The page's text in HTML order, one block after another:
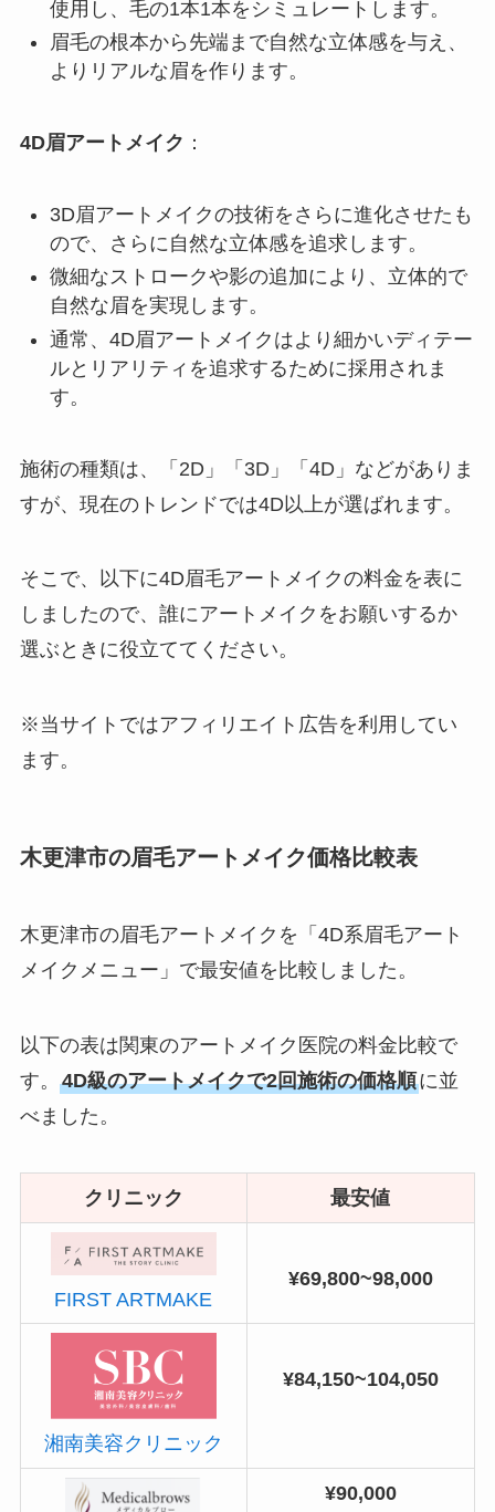
使用し、毛の1本1本をシミュレートします。
眉毛の根本から先端まで自然な立体感を与え、
よりリアルな眉を作ります。
4D眉アートメイク ：
3D眉アートメイクの技術をさらに進化させたも
ので、さらに自然な立体感を追求します。
微細なストロークや影の追加により、立体的で
自然な眉を実現します。
通常、4D眉アートメイクはより細かいディテー
ルとリアリティを追求するために採用されま
す。
施術の種類は、「2D」「3D」「4D」などがありま
すが、現在のトレンドでは4D以上が選ばれます。
そこで、以下に4D眉毛アートメイクの料金を表に
しましたので、誰にアートメイクをお願いするか
選ぶときに役立ててください。
※当サイトではアフィリエイト広告を利用してい
ます。
木更津市の眉毛アートメイク価格比較表
木更津市の眉毛アートメイクを「4D系眉毛アート
メイクメニュー」で最安値を比較しました。
以下の表は関東のアートメイク医院の料金比較で
す。 4D級のアートメイクで2回施術の価格順に並
べました。
クリニック 最安値
FIRST ARTMAKE
¥69,800~98,000
湘南美容クリニック
¥84,150~104,050
¥90,000